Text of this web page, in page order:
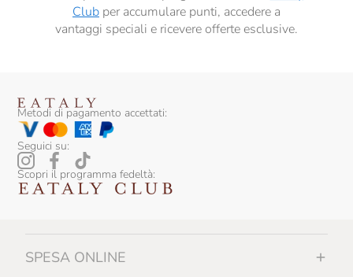
Clubper accumulare punti, accedere a
vantaggi speciali e ricevere offerte esclusive.
Metodi di pagamento accettati:
Seguici su:
Scopri il programma fedeltà:
SPESA ONLINE